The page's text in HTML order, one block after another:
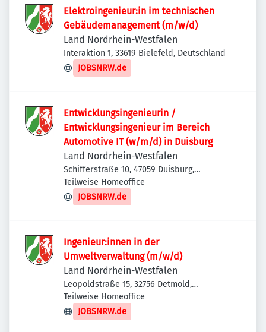
Elektroingenieur:in im technischen
Gebäudemanagement (m/w/d)
Land Nordrhein-Westfalen
Interaktion 1, 33619 Bielefeld, Deutschland
JOBSNRW.de
Entwicklungsingenieurin /
Entwicklungsingenieur im Bereich
Automotive IT (w/m/d) in Duisburg
Land Nordrhein-Westfalen
Schifferstraße 10, 47059 Duisburg,
Deutschland
Teilweise Homeoffice
JOBSNRW.de
Ingenieur:innen in der
Umweltverwaltung (m/w/d)
Land Nordrhein-Westfalen
Leopoldstraße 15, 32756 Detmold,
Deutschland
Teilweise Homeoffice
JOBSNRW.de